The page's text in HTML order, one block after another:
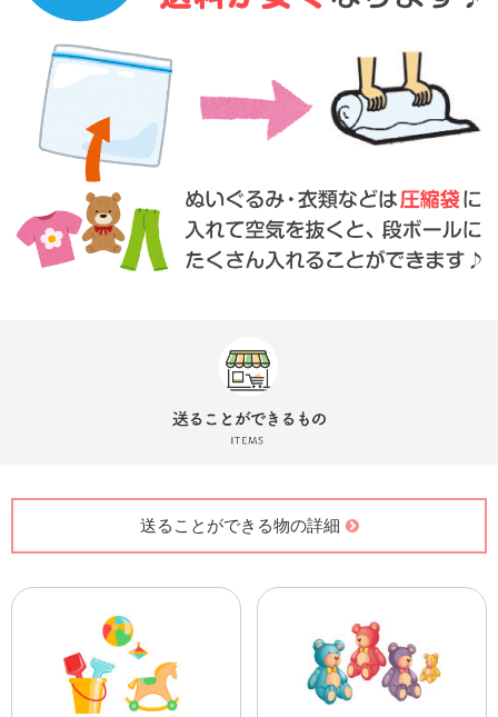
送ることができる物の詳細